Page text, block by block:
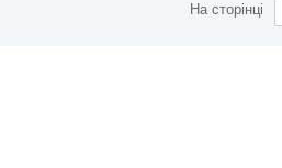
На сторінці